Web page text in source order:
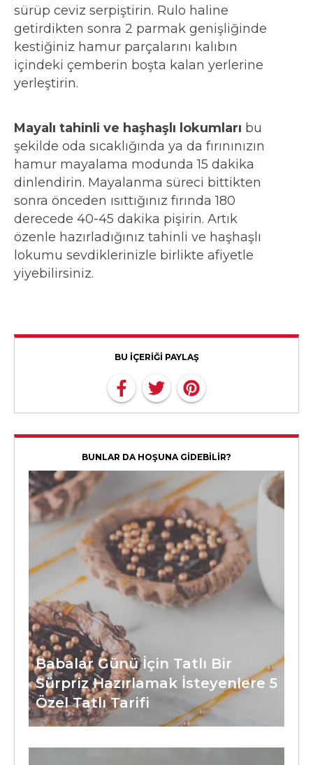
sürüp ceviz serpiştirin. Rulo haline
getirdikten sonra 2 parmak genişliğinde
kestiğiniz hamur parçalarını kalıbın
içindeki çemberin boşta kalan yerlerine
yerleştirin.
Mayalı tahinli ve haşhaşlı lokumları bu
şekilde oda sıcaklığında ya da fırınınızın
hamur mayalama modunda 15 dakika
dinlendirin. Mayalanma süreci bittikten
sonra önceden ısıttığınız fırında 180
derecede 40-45 dakika pişirin. Artık
özenle hazırladığınız tahinli ve haşhaşlı
lokumu sevdiklerinizle birlikte afiyetle
yiyebilirsiniz.
BU İÇERİĞİ PAYLAŞ
BUNLAR DA HOŞUNA GİDEBİLİR?
Babalar Günü İçin Tatlı Bir
Sürpriz Hazırlamak İsteyenlere 5
Özel Tatlı Tarifi